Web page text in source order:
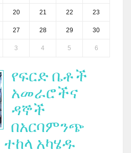
20 21 22 23
27 28 29 30
3 4 5 6
የፍርድ ቤቶች
አመራሮችና
ዳኞች
በአርባምንጭ
አካሄዱ